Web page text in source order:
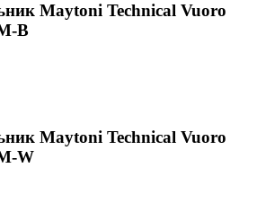
Maytoni Technical Vuoro
B
Maytoni Technical Vuoro
W